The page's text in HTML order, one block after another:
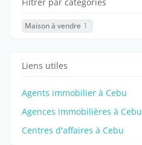
Maison à vendre 1
Liens utiles
Agents immobilier à Cebu
Agences immobilières à Cebu
Centres d'affaires à Cebu